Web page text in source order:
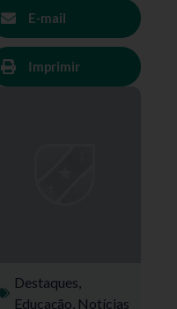
E-mail
Imprimir
Destaques,
Educação, Notícias